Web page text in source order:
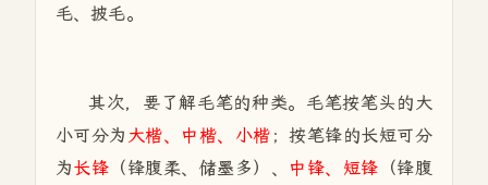
毛、披毛。
其次，要了解毛笔的种类。毛笔按笔头的大
小可分为 大楷、中楷、小楷 ；按笔锋的长短可分
为长锋 （锋腹柔、储墨多）、 中锋、短锋 （锋腹